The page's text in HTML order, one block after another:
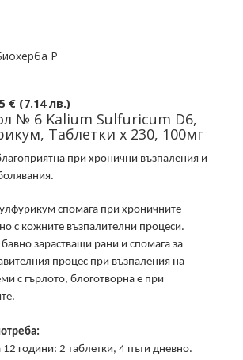
Р
€ (7.14 лв.)
№ 6 Kalium Sulfuricum D6,
Таблетки х 230, 100мг
при хронични възпаления и
спомага при хроничните
с кожните възпалителни процеси.
зарастващи рани и спомага за
процес при възпаления на
с гърлото, блоготворна е при
12 години: 2 таблетки, 4 пъти дневно.